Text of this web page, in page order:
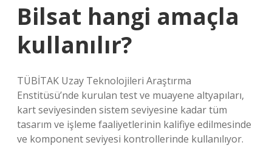
Bilsat hangi amaçla
kullanılır?
TÜBİTAK Uzay Teknolojileri Araştırma
Enstitüsü’nde kurulan test ve muayene altyapıları,
kart seviyesinden sistem seviyesine kadar tüm
tasarım ve işleme faaliyetlerinin kalifiye edilmesinde
ve komponent seviyesi kontrollerinde kullanılıyor.